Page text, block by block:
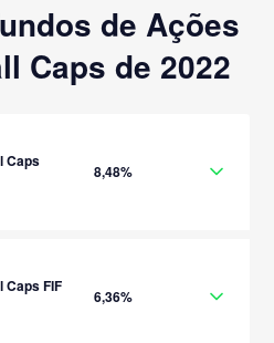
de Ações
Caps de 2022
Caps
8,48%
Caps FIF
6,36%